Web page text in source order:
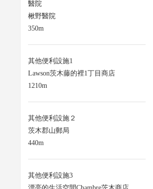
醫院
楸野醫院
350m
其他便利設施1
Lawson茨木藤的裡1丁目商店
1210m
其他便利設施２
茨木郡山郵局
440m
其他便利設施3